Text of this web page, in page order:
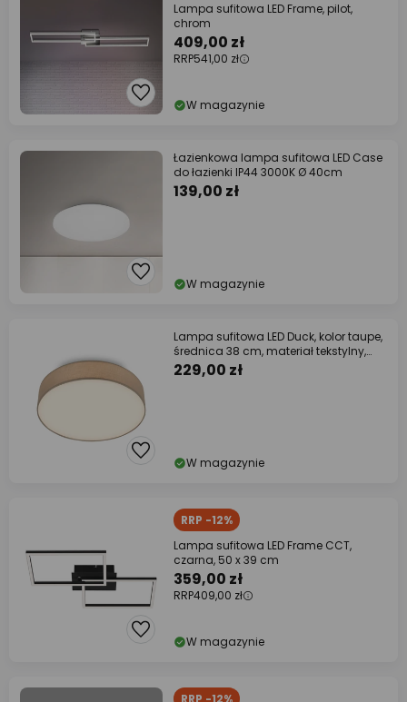
Lampa sufitowa LED Frame, pilot,
chrom
409,00 zł
RRP541,00 zł
W magazynie
Łazienkowa lampa sufitowa LED Case
do łazienki IP44 3000K Ø 40cm
139,00 zł
W magazynie
Lampa sufitowa LED Duck, kolor taupe,
średnica 38 cm, materiał tekstylny,
3000 K
229,00 zł
W magazynie
RRP -12%
Lampa sufitowa LED Frame CCT,
czarna, 50 x 39 cm
359,00 zł
RRP409,00 zł
W magazynie
RRP -12%